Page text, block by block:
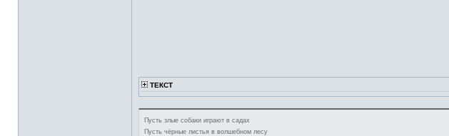
ТЕКСТ
Пусть злые собаки играют в садах
Пусть чёрные листья в волшебном лесу